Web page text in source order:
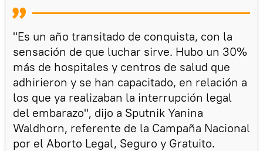
"Es un año transitado de conquista, con la
sensación de que luchar sirve. Hubo un 30%
más de hospitales y centros de salud que
adhirieron y se han capacitado, en relación a
los que ya realizaban la interrupción legal
del embarazo", dijo a Sputnik Yanina
Waldhorn, referente de la Campaña Nacional
por el Aborto Legal, Seguro y Gratuito.